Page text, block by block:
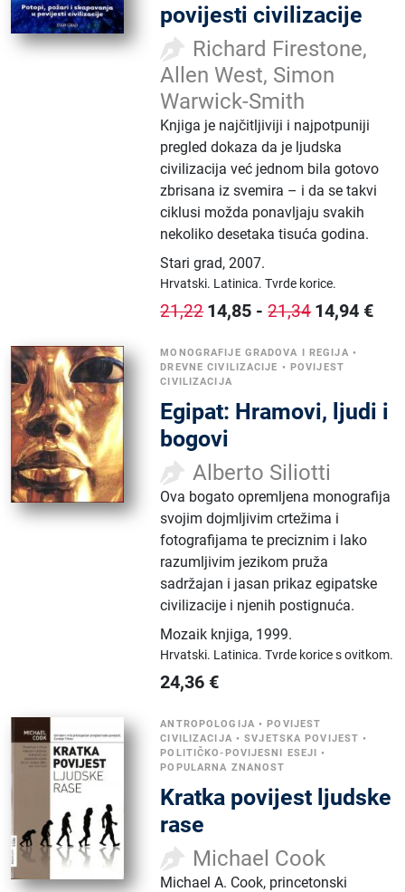
povijesti civilizacije
Richard Firestone,
Allen West, Simon
Warwick-Smith
Knjiga je najčitljiviji i najpotpuniji
pregled dokaza da je ljudska
civilizacija već jednom bila gotovo
zbrisana iz svemira – i da se takvi
ciklusi možda ponavljaju svakih
nekoliko desetaka tisuća godina.
Stari grad,2007.
Hrvatski. Latinica.Tvrde korice.
21,22 14,85 -21,34 14,94 €
MONOGRAFIJE GRADOVA I REGIJA •
DREVNE CIVILIZACIJE • POVIJEST
CIVILIZACIJA
Egipat: Hramovi, ljudi i
bogovi
Alberto Siliotti
Ova bogato opremljena monografija
svojim dojmljivim crtežima i
fotografijama te preciznim i lako
razumljivim jezikom pruža
sadržajan i jasan prikaz egipatske
civilizacije i njenih postignuća.
Mozaik knjiga, 1999.
Hrvatski. Latinica.Tvrde korice s ovitkom.
24,36 €
ANTROPOLOGIJA •POVIJEST
CIVILIZACIJA •SVJETSKA POVIJEST •
POLITIČKO-POVIJESNI ESEJI •
POPULARNA ZNANOST
Kratka povijest ljudske
rase
Michael Cook
Michael A. Cook, princetonski